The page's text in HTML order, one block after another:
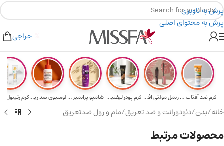
پرش به ناوبری
پرش به محتوای اصلی
۲٪ تخفیف روی سبد خرید برای روش کارت به کارت
هدیه برای خرید های بالای ۵ میلیون تومن
حراجی
کرم ضد آفتاب حا... ریمل مولتی افکت... کرم پودر لیفتین... شامپو پرایمیر پ... لوسیون ضد ریزش ...
خانه/بدن/دئودورانت و ضد تعریق/مام و رول ضدتعریق
محصولات مرتبط